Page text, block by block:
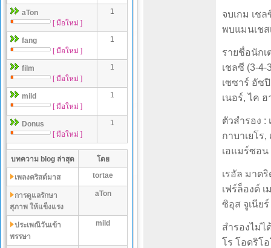
aTon
[ มือใหม่ ]
1
fang
[ มือใหม่ ]
1
film
[ มือใหม่ ]
1
mild
[ มือใหม่ ]
1
Donus
[ มือใหม่ ]
1
บทความ blog ล่าสุด โดย
เพลงคริสต์มาส tortae
การดูแลรักษา
สุภาพ ให้แข็งแรง
aTon
ประเพณีวันเข้า
พรรษา
mild
จบเกม เช
พบแมนเชส
รายชื่อนัก
เชลซี (3-4-
เซซาร์ อัซ
เนอร์, ไค
ตัวสำรอง :
กาบาเยโร
เอแมร์ซอ
เรอัล มาด
เฟร์ล็องด์
ซิอุส จูเนียร์
สำรองไม่ไ
โร โอดริโ